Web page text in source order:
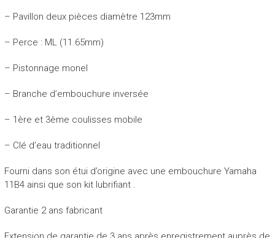
– Pavillon deux pièces diamètre 123mm
– Perce : ML (11.65mm)
– Pistonnage monel
– Branche d’embouchure inversée
– 1ère et 3ème coulisses mobile
– Clé d’eau traditionnel
Fourni dans son étui d’origine avec une embouchure Yamaha
11B4 ainsi que son kit lubrifiant .
Garantie 2 ans fabricant